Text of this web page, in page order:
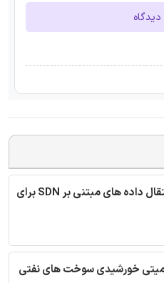
دیدگاه
ترجمه مقاله امنیت انتقال داده های مبتنی بر SDN برای
خورشیدی سوخت های نفتی